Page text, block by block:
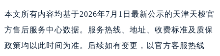
本文所有内容均基于2026年7月1日最新公示的天津天梭官
方售后服务中心数据。服务热线、地址、收费标准及质保
政策均以此时间为准。后续如有变更，以官方客服热线